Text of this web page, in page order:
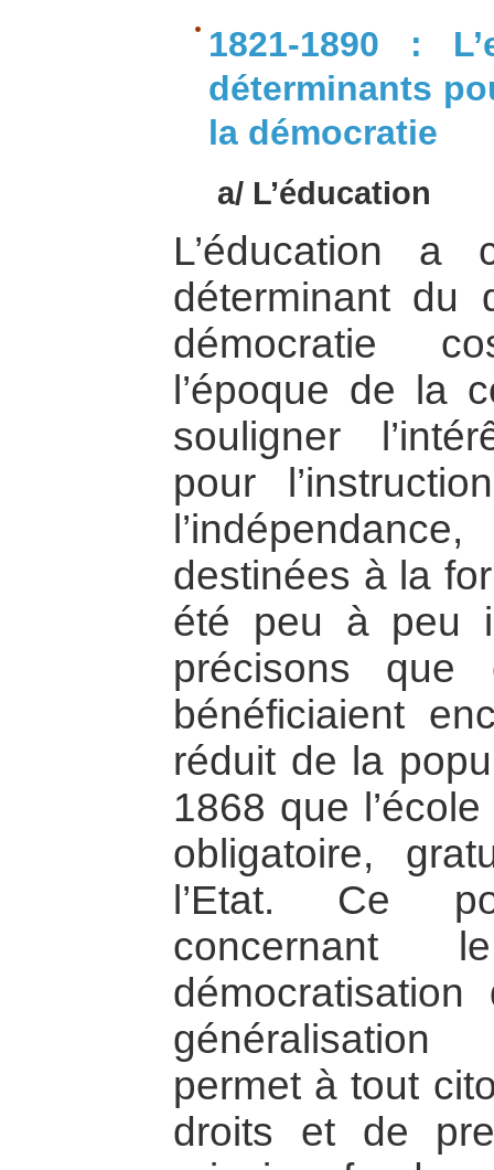
1821-1890 :
déterminants
la démocratie
a/ L’éducation
L’éducation a
déterminant du
démocratie
l’époque de la
souligner
pour
destinées à la
été peu à peu
précisons que
bénéficiaient
réduit de la
1868 que
obligatoire,
l’Etat. Ce
concernant
généralisation
permet à tout
droits et de